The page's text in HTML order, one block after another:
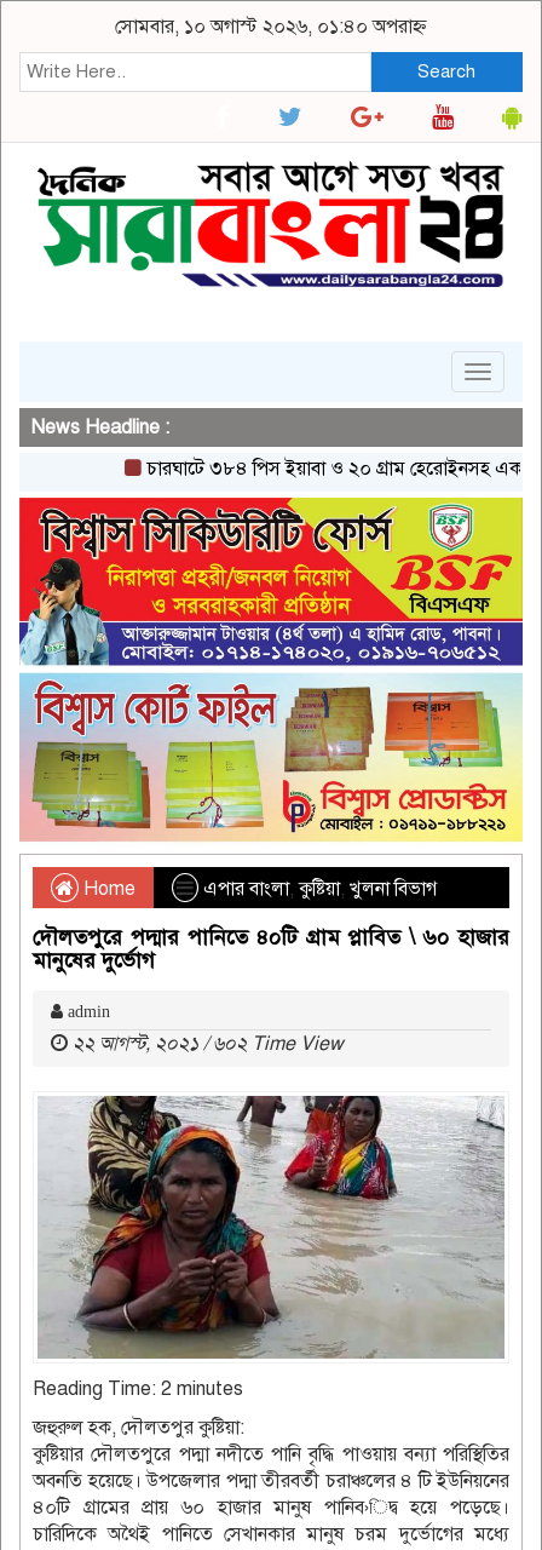
সোমবার, ১০ অগাস্ট ২০২৬, ০১:৪০ অপরাহ্ন
Search
Toggle
News Headline :
চারঘাটে ৩৮৪ পিস ইয়াবা ও ২০ গ্রাম হেরোইনসহ একজন
Home এপার বাংলা,কুষ্টিয়া, খুলনা বিভাগ
দৌলতপুরে পদ্মার পানিতে ৪০টি গ্রাম প্লাবিত \ ৬০ হাজার
মানুষের দুর্ভোগ
admin
২২ আগস্ট, ২০২১ / ৬০২ Time View
Reading Time: 2 minutes
জহুরুল হক, দৌলতপুর কুষ্টিয়া:
কুষ্টিয়ার দৌলতপুরে পদ্মা নদীতে পানি বৃদ্ধি পাওয়ায় বন্যা পরিস্থিতির
অবনতি হয়েছে। উপজেলার পদ্মা তীরবর্তী চরাঞ্চলের ৪ টি ইউনিয়নের
৪০টি গ্রামের প্রায় ৬০ হাজার মানুষ পানিব›িদ্ব হয়ে পড়েছে।
চারিদিকে অথৈই পানিতে সেখানকার মানুষ চরম দুর্ভোগের মধ্যে